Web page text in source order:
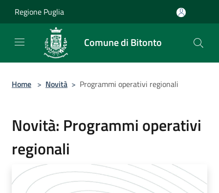
Regione Puglia
Comune di Bitonto
Home > Novità > Programmi operativi regionali
Novità: Programmi operativi
regionali